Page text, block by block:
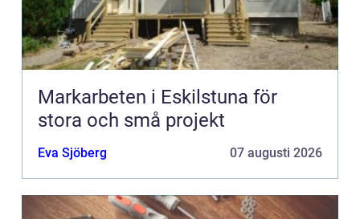
Markarbeten i Eskilstuna för
stora och små projekt
Eva Sjöberg 07 augusti 2026